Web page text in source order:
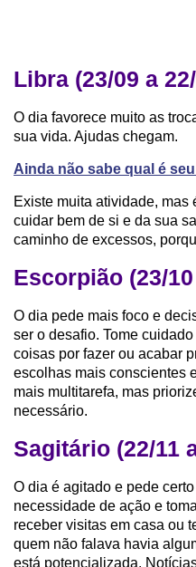
Libra (23/09 a
O dia favorece muito as
sua vida. Ajudas chegam.
Ainda não sabe qual é
Existe muita atividade, mas
cuidar bem de si e da sua
caminho de excessos,
Escorpião (23/10
O dia pede mais foco e
ser o desafio. Tome
coisas por fazer ou acabar
escolhas mais conscientes
mais multitarefa, mas
necessário.
Sagitário (22/11
O dia é agitado e pede
necessidade de ação e
receber visitas em casa ou
quem não falava havia
está potencializada.